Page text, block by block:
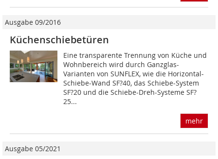
Ausgabe 09/2016
Küchenschiebetüren
Eine transparente Trennung von Küche und
Wohnbereich wird durch Ganzglas-
Varianten von SUNFLEX, wie die Horizontal-
Schiebe-Wand SF?40, das Schiebe-System
SF?20 und die Schiebe-Dreh-Systeme SF?
25...
mehr
Ausgabe 05/2021